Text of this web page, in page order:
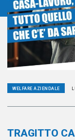
WELFARE AZIENDALE
TRAGITTO